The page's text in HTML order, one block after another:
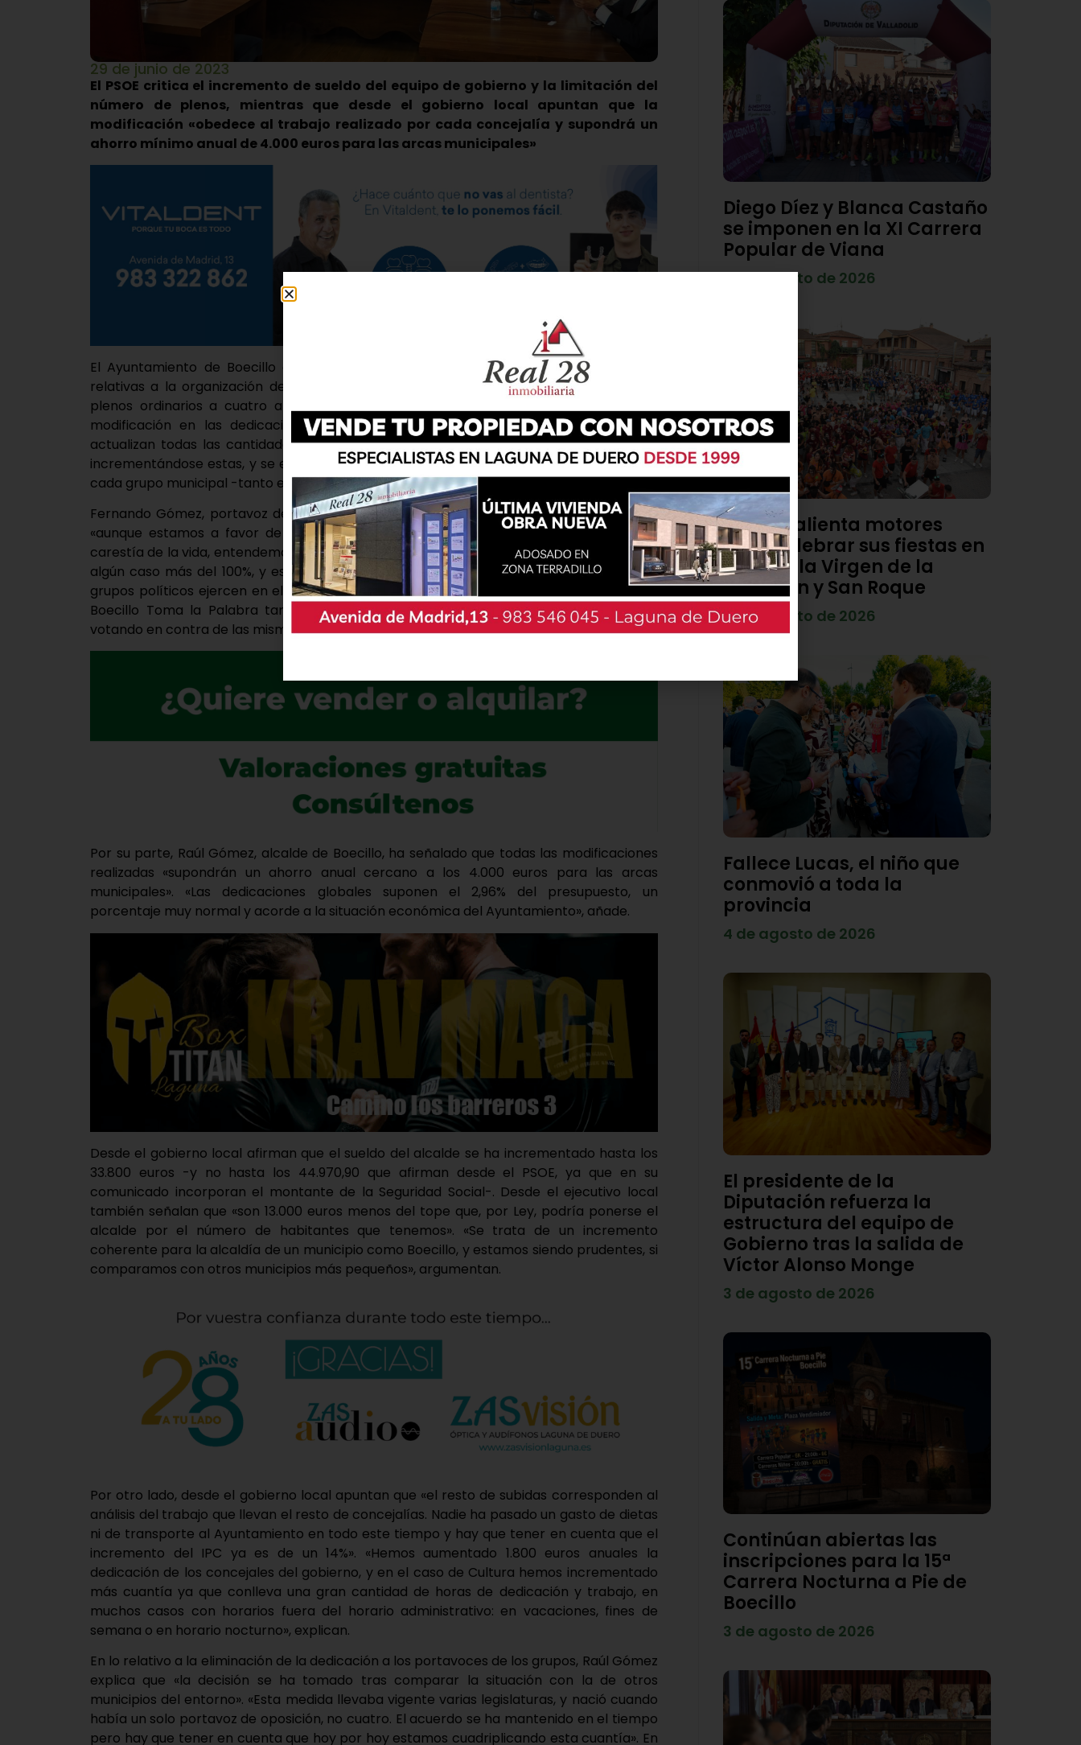
29 de junio de 2023
El PSOE critica el incremento de sueldo del equipo de gobierno y la limitación del
número de plenos, mientras que desde el gobierno local apuntan que la
modificación «obedece al trabajo realizado por cada concejalía y supondrá un
ahorro mínimo anual de 4.000 euros para las arcas municipales»
El Ayuntamiento de Boecillo aprobó en pleno el pasado lunes una serie de medidas
relativas a la organización del Ayuntamiento, tales como la reducción del número de
plenos ordinarios a cuatro al año -en vez de seis, como hasta ahora- así como la
modificación en las dedicaciones de la corporación municipal. En este sentido, se
actualizan todas las cantidades con las que se retribuye al alcalde y a los concejales,
incrementándose estas, y se elimina la dedicación que se otorgaba a los portavoces de
cada grupo municipal -tanto en la oposición como en el gobierno-.
Fernando Gómez, portavoz del grupo socialista, se ha mostrado crítico al señalar que,
«aunque estamos a favor de que las dedicaciones se actualicen al incremento de la
carestía de la vida, entendemos que esos porcentajes han subido de coste en exceso, en
algún caso más del 100%, y esta subida es a costa de devaluar el trabajo que los otros
grupos políticos ejercen en el pleno». Por otro lado, desde el grupo municipal de VOX y
Boecillo Toma la Palabra también se mostraron en contra de estas modificaciones,
votando en contra de las mismas.
Por su parte, Raúl Gómez, alcalde de Boecillo, ha señalado que todas las modificaciones
realizadas «supondrán un ahorro anual cercano a los 4.000 euros para las arcas
municipales». «Las dedicaciones globales suponen el 2,96% del presupuesto, un
porcentaje muy normal y acorde a la situación económica del Ayuntamiento», añade.
Desde el gobierno local afirman que el sueldo del alcalde se ha incrementado hasta los
33.800 euros -y no hasta los 44.970,90 que afirman desde el PSOE, ya que en su
comunicado incorporan el montante de la Seguridad Social-. Desde el ejecutivo local
también señalan que «son 13.000 euros menos del tope que, por Ley, podría ponerse el
alcalde por el número de habitantes que tenemos». «Se trata de un incremento
coherente para la alcaldía de un municipio como Boecillo, y estamos siendo prudentes, si
comparamos con otros municipios más pequeños», argumentan.
Por otro lado, desde el gobierno local apuntan que «el resto de subidas corresponden al
análisis del trabajo que llevan el resto de concejalías. Nadie ha pasado un gasto de dietas
ni de transporte al Ayuntamiento en todo este tiempo y hay que tener en cuenta que el
incremento del IPC ya es de un 14%». «Hemos aumentado 1.800 euros anuales la
dedicación de los concejales del gobierno, y en el caso de Cultura hemos incrementado
más cuantía ya que conlleva una gran cantidad de horas de dedicación y trabajo, en
muchos casos con horarios fuera del horario administrativo: en vacaciones, fines de
semana o en horario nocturno», explican.
En lo relativo a la eliminación de la dedicación a los portavoces de los grupos, Raúl Gómez
explica que «la decisión se ha tomado tras comparar la situación con la de otros
municipios del entorno». «Esta medida llevaba vigente varias legislaturas, y nació cuando
había un solo portavoz de oposición, no cuatro. El acuerdo se ha mantenido en el tiempo
pero hay que tener en cuenta que hoy por hoy estamos cuadriplicando esta cuantía». En
Diego Díez y Blanca Castaño
se imponen en la XI Carrera
Popular de Viana
4 de agosto de 2026
Viana calienta motores
para celebrar sus fiestas en
honor a la Virgen de la
Asunción y San Roque
4 de agosto de 2026
Fallece Lucas, el niño que
conmovió a toda la
provincia
4 de agosto de 2026
El presidente de la
Diputación refuerza la
estructura del equipo de
Gobierno tras la salida de
Víctor Alonso Monge
3 de agosto de 2026
Continúan abiertas las
inscripciones para la 15ª
Carrera Nocturna a Pie de
Boecillo
3 de agosto de 2026